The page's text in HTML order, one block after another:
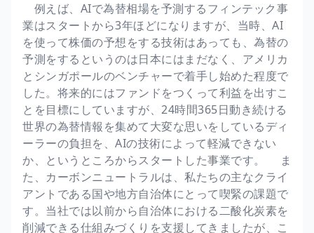
例えば、AIで為替相場を予測するフィンテック事
業はスタートから3年ほどになりますが、当時、AI
を使って株価の予想をする技術はあっても、為替の
予測をするというのは日本にはまだなく、アメリカ
とシンガポールのベンチャーで着手し始めた程度で
した。将来的にはファンドをつくって利益を出すこ
とを目標にしていますが、24時間365日動き続ける
世界の為替情報を集めて大変な思いをしているディ
ーラーの負担を、AIの技術によって軽減できない
か、というところからスタートした事業です。 ま
た、カーボンニュートラルは、私たちの主なクライ
アントである国や地方自治体にとって喫緊の課題で
す。当社では以前から自治体における二酸化炭素を
削減できる仕組みづくりを支援してきましたが、こ